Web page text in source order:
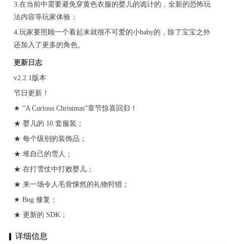
3.在当前中需要避免穿黄色衣服的婴儿的诡计的，全新的恐怖玩
法内容等玩家体验；
4.玩家要照顾一个看起来就很不可爱的小baby的，除了宝宝之外
还加入了更多的角色。
更新日志
v2.2.1版本
节日更新！
★ “A Curious Christmas”章节惊喜回归！
★ 婴儿的 10 套服装；
★ 每个级别的装饰品；
★ 堆自己的雪人；
★ 在打雪仗中打败婴儿；
★ 来一场令人毛骨悚然的礼物狩猎；
★ Bug 修复；
★ 更新的 SDK；
详细信息